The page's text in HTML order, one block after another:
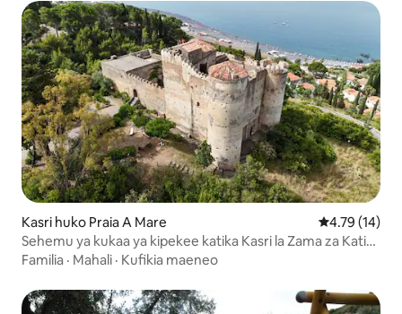
Kasri huko Praia A Mare Ukadiriaji wa
4.79 (14)
Sehemu ya kukaa ya kipekee katika Kasri la Zama za Kati
karibu na SandyBeach
Familia · Mahali · Kufikia maeneo